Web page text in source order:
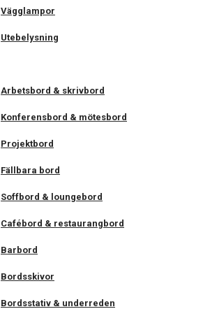
Vägglampor
Utebelysning
Arbetsbord & skrivbord
Konferensbord & mötesbord
Projektbord
Fällbara bord
Soffbord & loungebord
Cafébord & restaurangbord
Barbord
Bordsskivor
Bordsstativ & underreden